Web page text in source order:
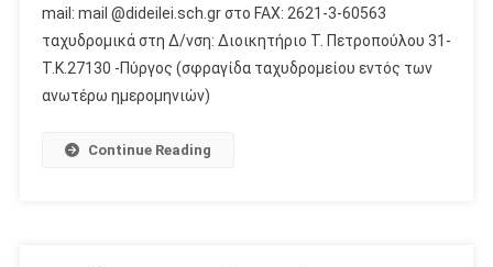
mail: mail @dideilei.sch.gr στο FAX: 2621-3-60563
ταχυδρομικά στη Δ/νση: Διοικητήριο Τ. Πετροπούλου 31-
Τ.Κ.27130 -Πύργος (σφραγίδα ταχυδρομείου εντός των
ανωτέρω ημερομηνιών)
Continue Reading